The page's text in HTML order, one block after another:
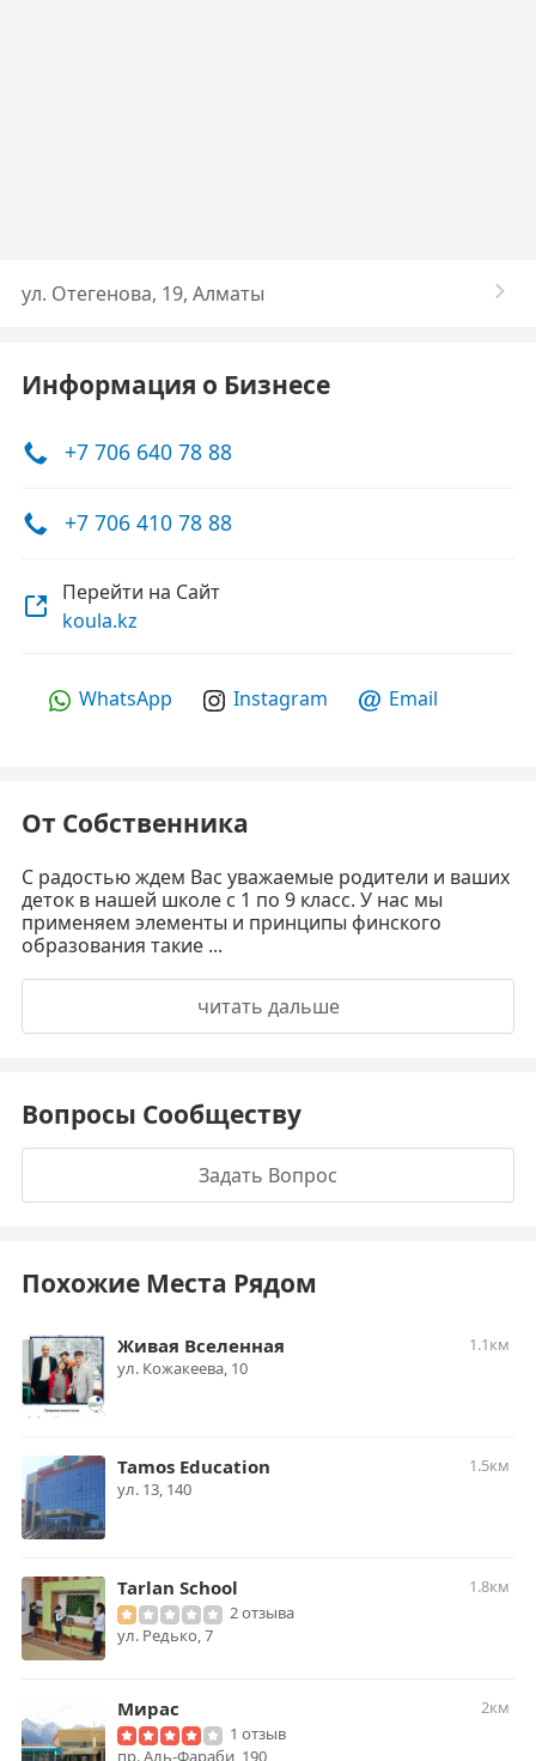
ул. Отегенова, 19, Алматы
Информация о Бизнесе
+7 706 640 78 88
+7 706 410 78 88
Перейти на Сайт
koula.kz
WhatsApp Instagram Email
От Собственника
С радостью ждем Вас уважаемые родители и ваших
деток в нашей школе с 1 по 9 класс. У нас мы
применяем элементы и принципы финского
образования такие ...
читать дальше
Вопросы Сообществу
Задать Вопрос
Похожие Места Рядом
Живая Вселенная
1.1км
ул. Кожакеева, 10
Tamos Education
1.5км
ул. 13, 140
Tarlan School
1.8км
2 отзыва
​ул. Редько, 7
Мирас
2км
1 отзыв
пр. Аль-Фараби, 190